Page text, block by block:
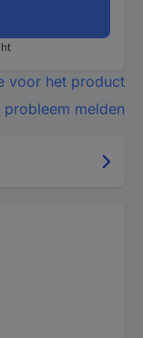
voor het product
melden